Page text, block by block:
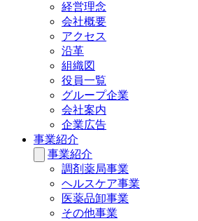
経営理念
会社概要
アクセス
沿革
組織図
役員一覧
グループ企業
会社案内
企業広告
事業紹介
事業紹介
調剤薬局事業
ヘルスケア事業
医薬品卸事業
その他事業